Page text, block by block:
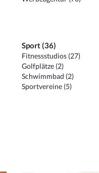
Sport (36)
Fitnessstudios (27)
Golfplätze (2)
Schwimmbad (2)
Sportvereine (5)